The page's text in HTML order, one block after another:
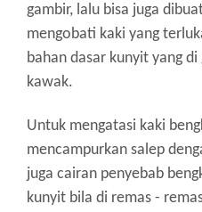
gambir, lalu bisa juga
mengobati kaki yang
bahan dasar kunyit yang
kawak.
Untuk mengatasi kaki
mencampurkan salep
juga cairan penyebab
kunyit bila di remas -